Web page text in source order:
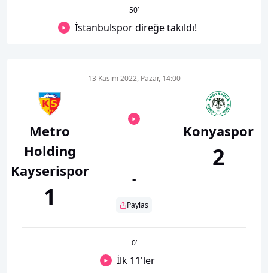
50’
İstanbulspor direğe takıldı!
Metro
Holding
Kayserispor
1
13 Kasım 2022, Pazar, 14:00
-
Paylaş
Konyaspor
2
0’
İlk 11'ler